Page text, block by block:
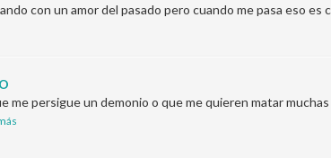
con un amor del pasado pero cuando me pasa eso
me persigue un demonio o que me quieren matar